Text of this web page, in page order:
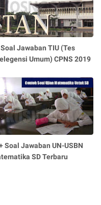
Jawaban TIU (Tes
Umum) CPNS 2019
Soal Jawaban UN-USBN
SD Terbaru